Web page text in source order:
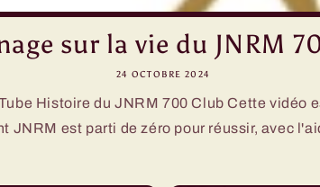
sur la vie du JNRM
24 OCTOBRE 2024
Histoire du JNRM 700 Club Cette vidéo
JNRM est parti de zéro pour réussir, avec